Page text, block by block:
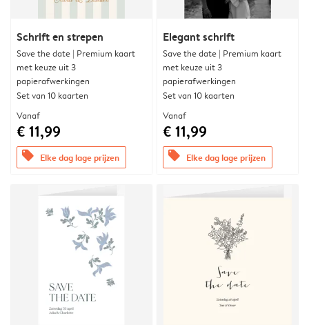
Schrift en strepen
Save the date | Premium kaart
met keuze uit 3
papierafwerkingen
Set van 10 kaarten
Vanaf
€ 11,99
offers Elke dag lage prijzen
Elegant schrift
Save the date | Premium kaart
met keuze uit 3
papierafwerkingen
Set van 10 kaarten
Vanaf
€ 11,99
offers Elke dag lage prijzen